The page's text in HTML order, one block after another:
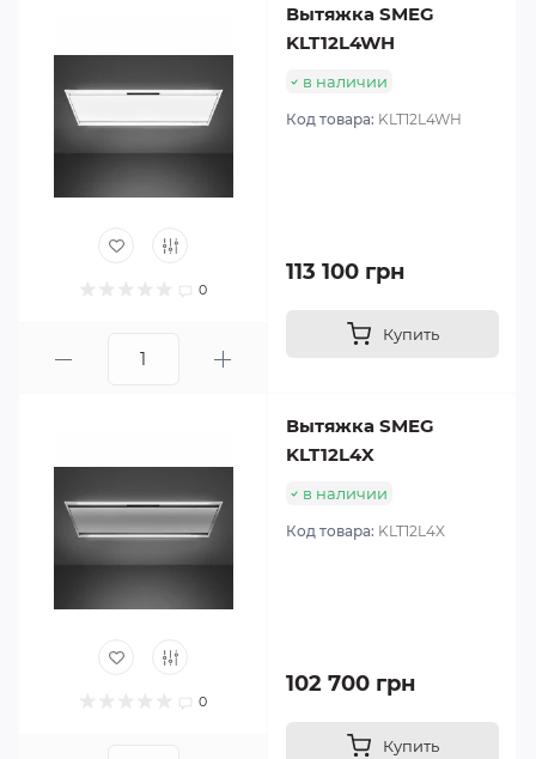
0
Вытяжка SMEG
KLT12L4WH
в наличии
Код товара: KLT12L4WH
113 100 грн
Купить
0
Вытяжка SMEG
KLT12L4X
в наличии
Код товара: KLT12L4X
102 700 грн
Купить